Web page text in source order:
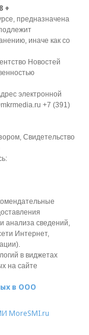
+
предназначена
иначе как со
Новостей
электронной
+7 (391)
Свидетельство
анализа сведений,
Интернет,
в виджетах
на сайте
в ООО
MoreSMI.ru